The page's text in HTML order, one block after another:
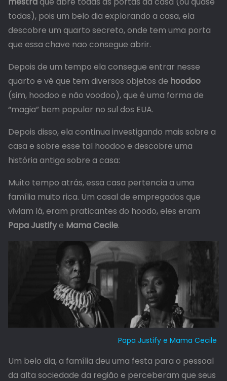
todas), pois um belo dia explorando a casa, ela
descobre um quarto secreto, onde tem uma porta
que essa chave nao consegue abrir.
Depois de um tempo ela consegue entrar nesse
quarto e vê que tem diversos objetos de hoodoo
(sim, hoodoo e não voodoo), que é uma forma de
“magia” bem popular no sul dos EUA.
Depois disso, ela continua investigando mais sobre a
casa e sobre esse tal hoodoo e descobre uma
história antiga sobre a casa:
Muito tempo atrás, essa casa pertencia a uma
família muito rica. Um casal de empregados que
viviam lá, eram praticantes do hoodo, eles eram
Papa Justifye Mama Cecile.
Papa Justify e Mama Cecile
Um belo dia, a família deu uma festa para o pessoal
da alta sociedade da região e perceberam que seus